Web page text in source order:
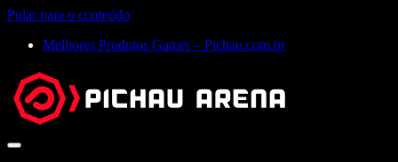
Pular para o conteúdo
Melhores Produtos Gamer – Pichau.com.br
Abrir